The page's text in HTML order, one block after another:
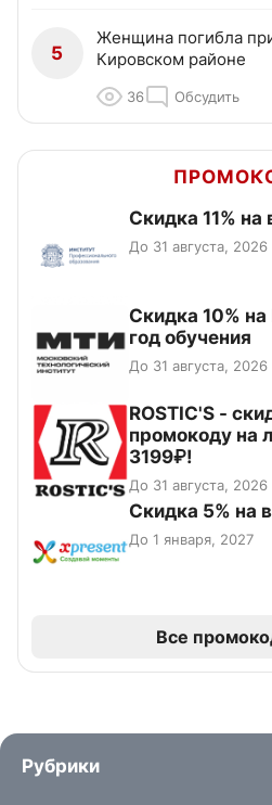
5
Женщина погибла
Кировском районе
36 Обсудить
Скидка 11% на
До 31 августа, 2026
Скидка 10%
год обучения
До 31 августа, 2026
ROSTIC'S -
промокоду на
3199₽!
До 31 августа, 2026
Скидка 5% на
До 1 января, 2027
Все
Рубрики